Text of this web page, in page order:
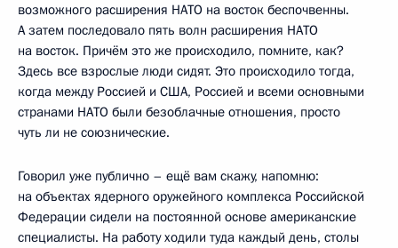
возможного расширения НАТО на восток беспочвенны.
А затем последовало пять волн расширения НАТО
на восток. Причём это же происходило, помните, как?
Здесь все взрослые люди сидят. Это происходило тогда,
когда между Россией и США, Россией и всеми основными
странами НАТО были безоблачные отношения, просто
чуть ли не союзнические.
Говорил уже публично – ещё вам скажу, напомню:
на объектах ядерного оружейного комплекса Российской
Федерации сидели на постоянной основе американские
специалисты. На работу ходили туда каждый день, столы